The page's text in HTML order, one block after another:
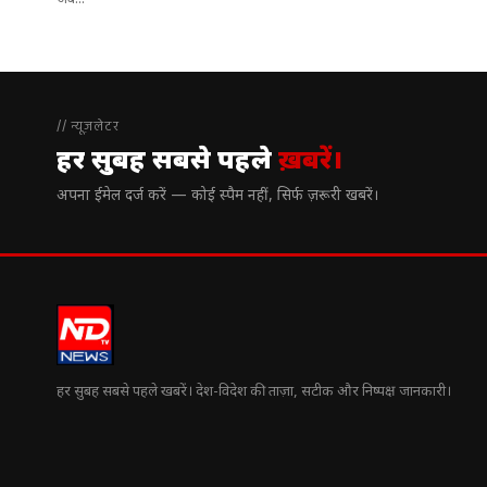
// न्यूज़लेटर
हर सुबह सबसे पहलेख़बरें।
अपना ईमेल दर्ज करें — कोई स्पैम नहीं, सिर्फ ज़रूरी खबरें।
हर सुबह सबसे पहले खबरें। देश-विदेश की ताज़ा, सटीक और निष्पक्ष जानकारी।